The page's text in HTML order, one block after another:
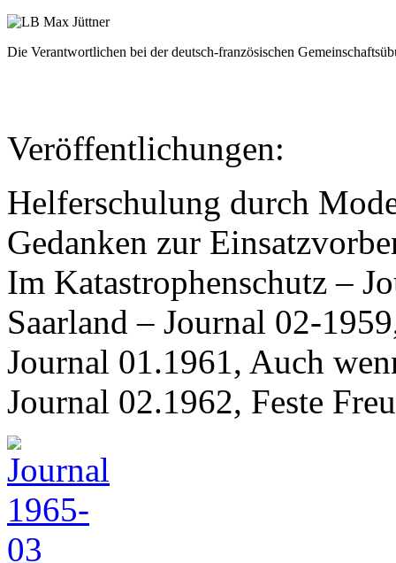
Die Verantwortlichen bei der deutsch-französischen
Veröffentlichungen:
Helferschulung durch
Gedanken zur
Im Katastrophenschutz –
Saarland – Journal 02-
Journal 01.1961, Auch
Journal 02.1962, Feste